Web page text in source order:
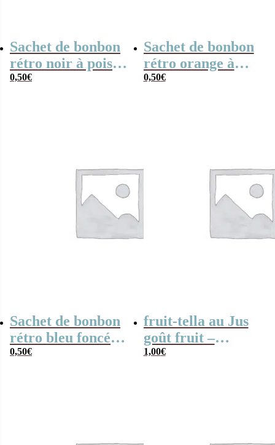
Sachet de bonbon
rétro noir à pois
x1
0,50€
Sachet de bonbon
rétro orange à
pois x1
0,50€
Sachet de bonbon
rétro bleu foncé à
pois x1
0,50€
fruit-tella au Jus
goût fruit –
Garden
1,00€